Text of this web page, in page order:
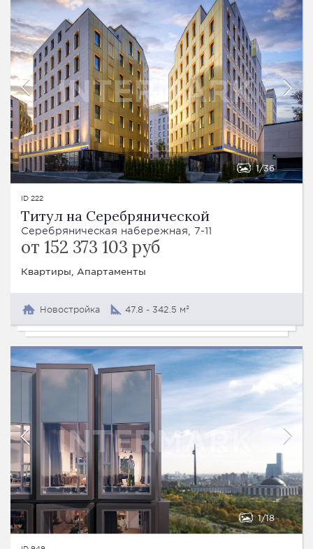
1 36
ID 222
Титул на Серебрянической
Серебряническая набережная, 7-11
от 152 373 103 руб
Квартиры, Апартаменты
Новостройка 47.8 - 342.5 м²
1 18